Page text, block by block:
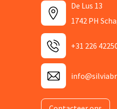
De Lus 13
1742 PH
+31 226